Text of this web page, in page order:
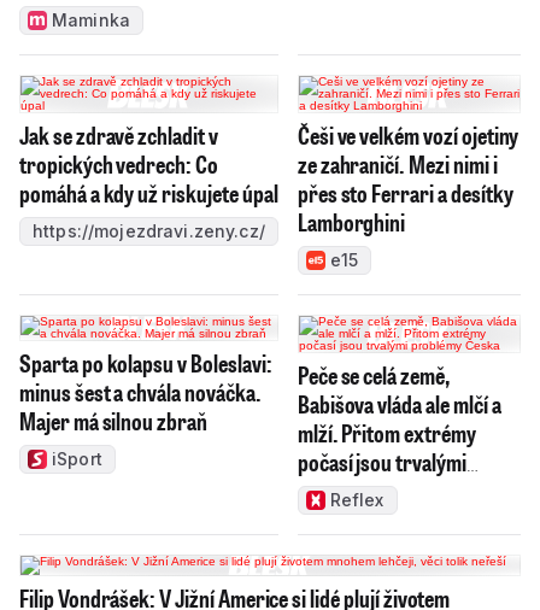
Maminka
Jak se zdravě zchladit v
tropických vedrech: Co
pomáhá a kdy už riskujete úpal
https://mojezdravi.zeny.cz/
Češi ve velkém vozí ojetiny
ze zahraničí. Mezi nimi i
přes sto Ferrari a desítky
Lamborghini
e15
Sparta po kolapsu v Boleslavi:
minus šest a chvála nováčka.
Majer má silnou zbraň
iSport
Peče se celá země,
Babišova vláda ale mlčí a
mlží. Přitom extrémy
počasí jsou trvalými
problémy Česka
Reflex
Filip Vondrášek: V Jižní Americe si lidé plují životem